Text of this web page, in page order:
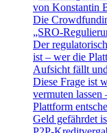
von Konstantin
Die
„SRO-
Der
ist – wer die
Aufsicht fällt
Diese Frage ist
vermuten
Plattform
Geld gefährdet